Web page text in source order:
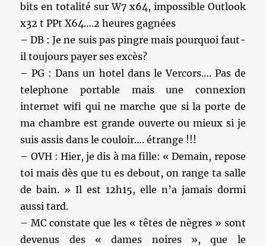
bits en totalité sur W7 x64, impossible Outlook
x32 t PPt X64….2 heures gagnées
– DB : Je ne suis pas pingre mais pourquoi faut-
il toujours payer ses excès?
– PG : Dans un hotel dans le Vercors…. Pas de
telephone portable mais une connexion
internet wifi qui ne marche que si la porte de
ma chambre est grande ouverte ou mieux si je
suis assis dans le couloir…. étrange !!!
– OVH : Hier, je dis à ma fille: « Demain, repose
toi mais dès que tu es debout, on range ta salle
de bain. » Il est 12h15, elle n’a jamais dormi
aussi tard.
– MC constate que les « têtes de nègres » sont
devenus des « dames noires », que le